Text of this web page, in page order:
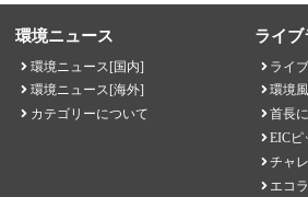
環境ニュース
環境ニュース[国内]
環境ニュース[海外]
カテゴリーについて
ライブ
ライ
環境風
首長
EICピ
チャ
エコ